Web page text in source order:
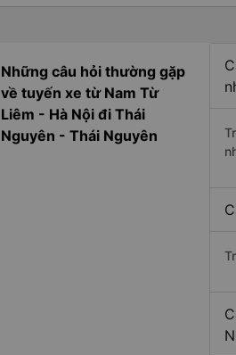
Những câu hỏi thường gặp
về tuyến xe từ Nam Từ
Liêm - Hà Nội đi Thái
Nguyên - Thái Nguyên